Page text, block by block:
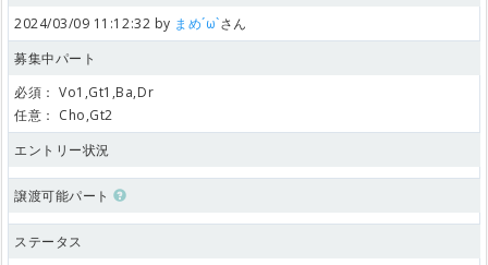
2024/03/09 11:12:32 by まめ´ω`さん
募集中パート
必須： Vo1,Gt1,Ba,Dr
任意： Cho,Gt2
エントリー状況
譲渡可能パート
ステータス